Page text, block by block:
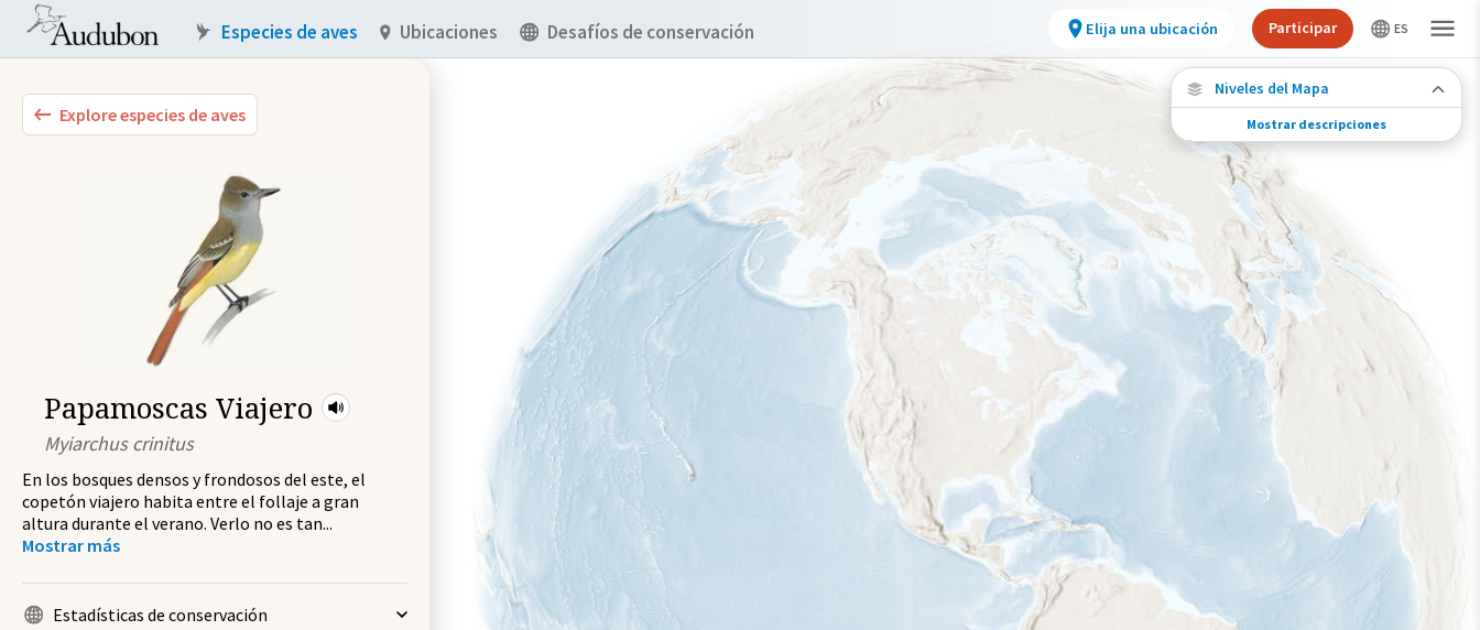
Explore especies de aves
Papamoscas Viajero
Myiarchus crinitus
En los bosques densos y frondosos del este, el
copetón viajero habita entre el follaje a gran
altura durante el verano. Verlo no es tan...
Mostrar más
Estadísticas de conservación
Niveles del Mapa
Conexiones de especies
Elija cualquier ubicación en el mapa para ver
dónde más se han vuelto a encontrar aves
marcadas de esta especie.
Ubicaciones con disponibilidad datos
Ubicaciones conectadas
Gama de especies por estación
Gama de verano
Rango de invierno
Rango a lo largo del año
Mostrar descripciones
Especies de aves Ubicaciones Desafíos de conservación Elija una ubicación Participar